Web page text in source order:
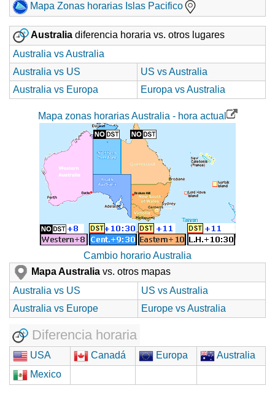
Mapa Zonas horarias Islas Pacifico
Australia diferencia horaria vs. otros lugares
Australia vs Australia
Australia vs US
US vs Australia
Australia vs Europa
Europa vs Australia
Mapa zonas horarias Australia - hora actual
Cambio horario Australia
Mapa Australia vs. otros mapas
Australia vs US
US vs Australia
Australia vs Europe
Europe vs Australia
Diferencia horaria
USA Canadá Europa
Australia
Mexico